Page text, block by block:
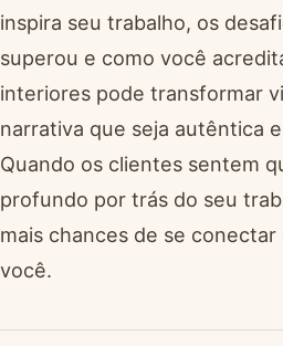
inspira seu trabalho, os
superou e como você
interiores pode transformar
narrativa que seja autêntica
Quando os clientes sentem
profundo por trás do seu
mais chances de se
você.